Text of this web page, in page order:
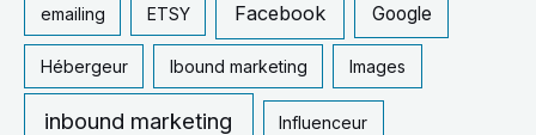
:
emailing ETSY Facebook Google
Hébergeur Ibound marketing Images
inbound marketing Influenceur